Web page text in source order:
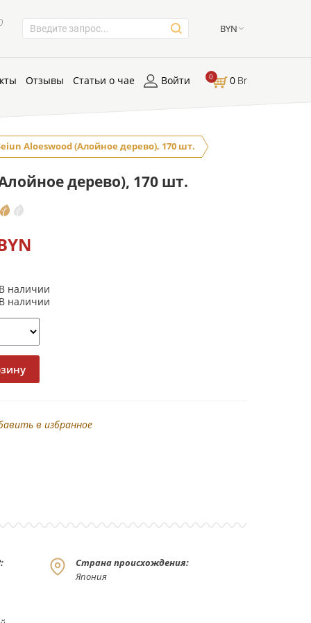
BYN
Отзывы Статьи о чае Войти 0 0 Br
Aloeswood (Алойное дерево), 170 шт.
дерево), 170 шт.
наличии
наличии
в избранное
Страна происхождения:
Япония